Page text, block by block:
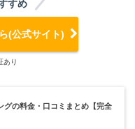
すめ
(公式サイト)
あり
グの料金・口コミまとめ【完全